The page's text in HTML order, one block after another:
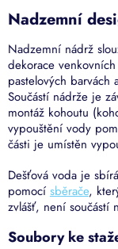
Nadzemní
Nadzemní nádrž
dekorace
pastelových barvách
Součástí nádrže je
montáž kohoutu
vypouštění vody
části je umístěn
Dešťová voda je
pomocí sběrače,
zvlášť, není součástí
Soubory ke